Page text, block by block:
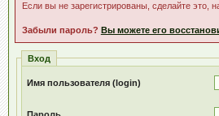
Если вы не зарегистрированы, сделайте это,
Забыли пароль? Вы можете его
Вход
Имя пользователя (login)